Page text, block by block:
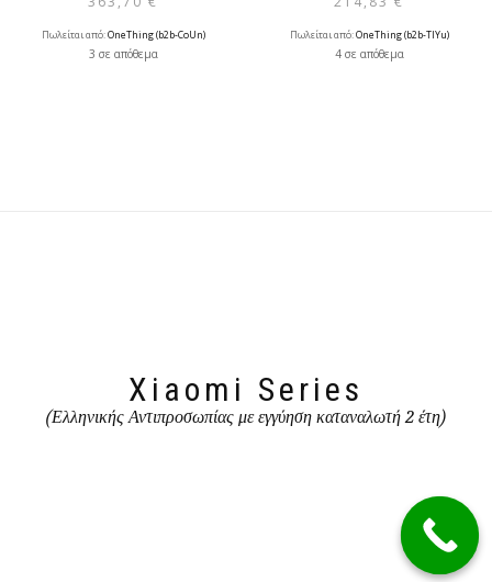
Πωλείται από:OneThing (b2b-CoUn)
3 σε απόθεμα
Πωλείται από:OneThing (b2b-TlYu)
4 σε απόθεμα
Xiaomi Series
(Ελληνικής Αντιπροσωπίας με εγγύηση καταναλωτή 2 έτη)